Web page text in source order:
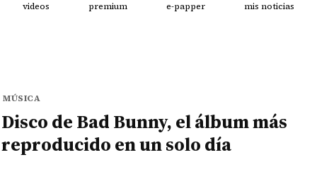
videos premium e-papper mis noticias
MÚSICA
Disco de Bad Bunny, el álbum más
reproducido en un solo día